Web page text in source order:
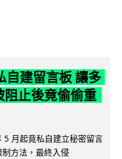
自建留言板 讓多
阻止後竟偷偷重
月起竟私自建立秘密留言
方法，最終入侵